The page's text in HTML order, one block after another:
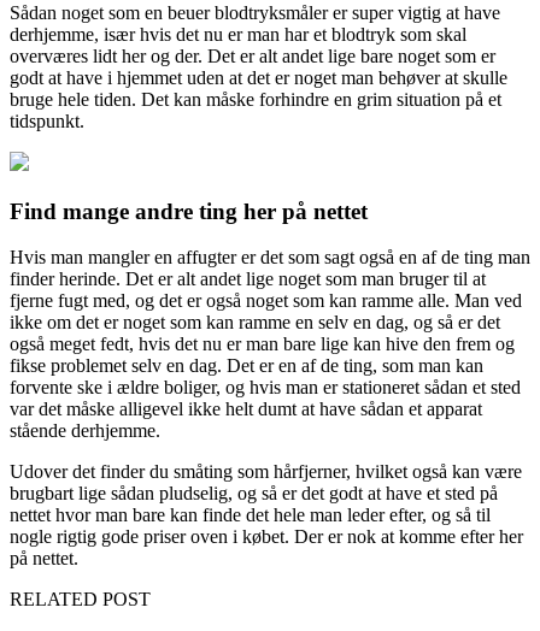
Sådan noget som en beuer blodtryksmåler er super vigtig at have
derhjemme, især hvis det nu er man har et blodtryk som skal
overværes lidt her og der. Det er alt andet lige bare noget som er
godt at have i hjemmet uden at det er noget man behøver at skulle
bruge hele tiden. Det kan måske forhindre en grim situation på et
tidspunkt.
Find mange andre ting her på nettet
Hvis man mangler en affugter er det som sagt også en af de ting man
finder herinde. Det er alt andet lige noget som man bruger til at
fjerne fugt med, og det er også noget som kan ramme alle. Man ved
ikke om det er noget som kan ramme en selv en dag, og så er det
også meget fedt, hvis det nu er man bare lige kan hive den frem og
fikse problemet selv en dag. Det er en af de ting, som man kan
forvente ske i ældre boliger, og hvis man er stationeret sådan et sted
var det måske alligevel ikke helt dumt at have sådan et apparat
stående derhjemme.
Udover det finder du småting som hårfjerner, hvilket også kan være
brugbart lige sådan pludselig, og så er det godt at have et sted på
nettet hvor man bare kan finde det hele man leder efter, og så til
nogle rigtig gode priser oven i købet. Der er nok at komme efter her
på nettet.
RELATED POST